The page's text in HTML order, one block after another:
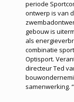
periode
ontwerp is van
gebouw is
als
combinatie
Optisport.
directeur Ted
samenwerking.